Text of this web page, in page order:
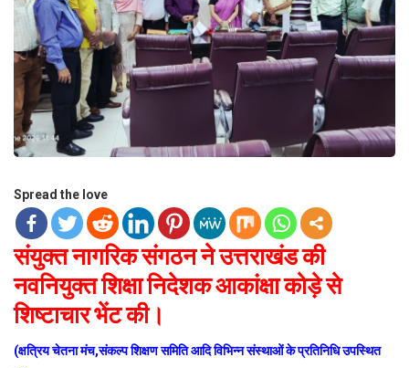
Spread the love
संयुक्त नागरिक संगठन ने उत्तराखंड की
नवनियुक्त शिक्षा निदेशक आकांक्षा कोड़े से
शिष्टाचार भेंट की।
(क्षत्रिय चेतना मंच,संकल्प शिक्षण समिति आदि विभिन्न संस्थाओं के प्रतिनिधि उपस्थित